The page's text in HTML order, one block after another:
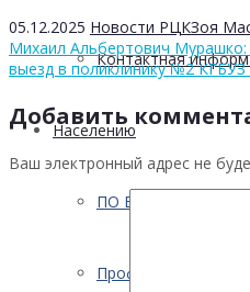
Контактная
Населению
ПО ВОПРОСАМ
Профилактика
05.12.2025 Новости РЦКЗоя
Михаил Альбертович
выезд в поликлинику №2
Добавить
Ваш электронный адрес не